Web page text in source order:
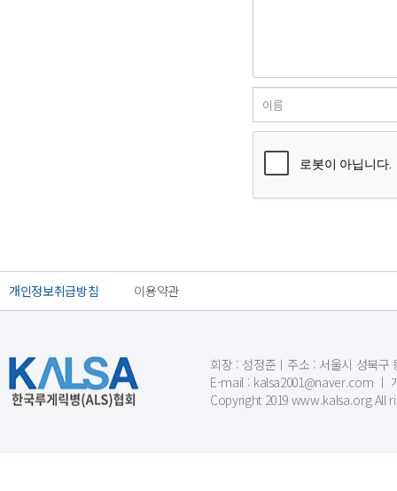
개인정보취급방침 이용약관
회장 : 성정준ㅣ주소 : 서울시 성북구
E-mail : kalsa2001@naver.com ㅣ
Copyright 2019 www.kalsa.org All